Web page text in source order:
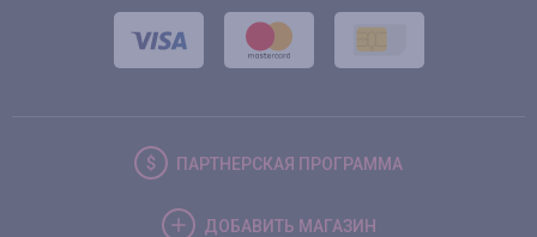
ПАРТНЕРСКАЯ ПРОГРАММА
ДОБАВИТЬ МАГАЗИН